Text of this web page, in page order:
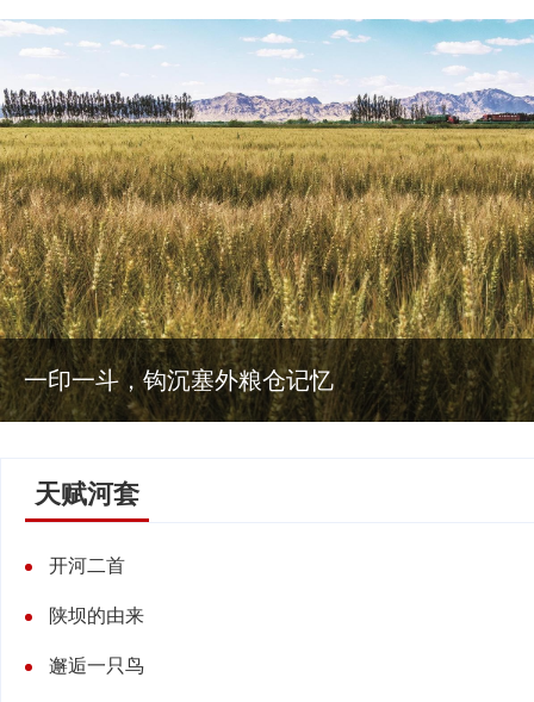
一印一斗，钩沉塞外粮仓记忆
天赋河套
开河二首
陕坝的由来
邂逅一只鸟